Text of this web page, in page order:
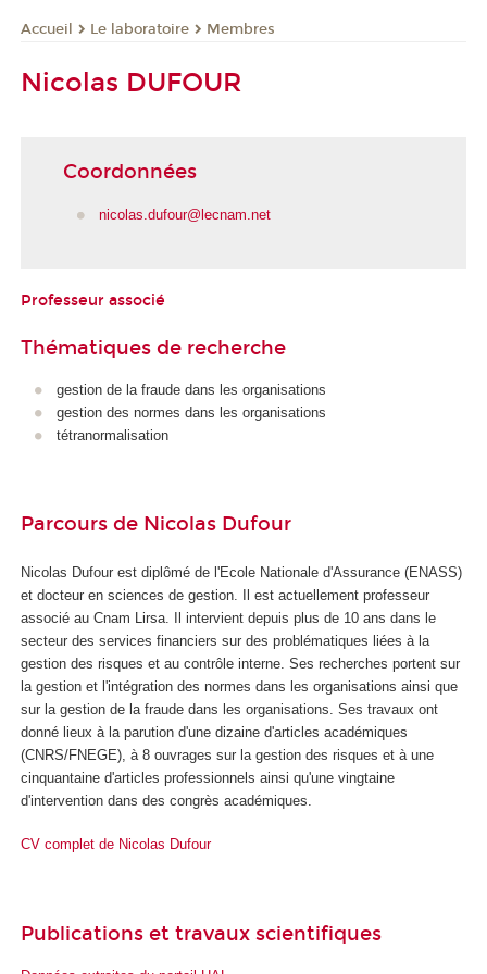
Accueil Le laboratoire Membres
Nicolas DUFOUR
Coordonnées
nicolas.dufour@lecnam.net
Professeur associé
Thématiques de recherche
gestion de la fraude dans les organisations
gestion des normes dans les organisations
tétranormalisation
Parcours de Nicolas Dufour
Nicolas Dufour est diplômé de l'Ecole Nationale d'Assurance (ENASS)
et docteur en sciences de gestion. Il est actuellement professeur
associé au Cnam Lirsa. Il intervient depuis plus de 10 ans dans le
secteur des services financiers sur des problématiques liées à la
gestion des risques et au contrôle interne. Ses recherches portent sur
la gestion et l'intégration des normes dans les organisations ainsi que
sur la gestion de la fraude dans les organisations. Ses travaux ont
donné lieux à la parution d'une dizaine d'articles académiques
(CNRS/FNEGE), à 8 ouvrages sur la gestion des risques et à une
cinquantaine d'articles professionnels ainsi qu'une vingtaine
d'intervention dans des congrès académiques.
CV complet de Nicolas Dufour
Publications et travaux scientifiques